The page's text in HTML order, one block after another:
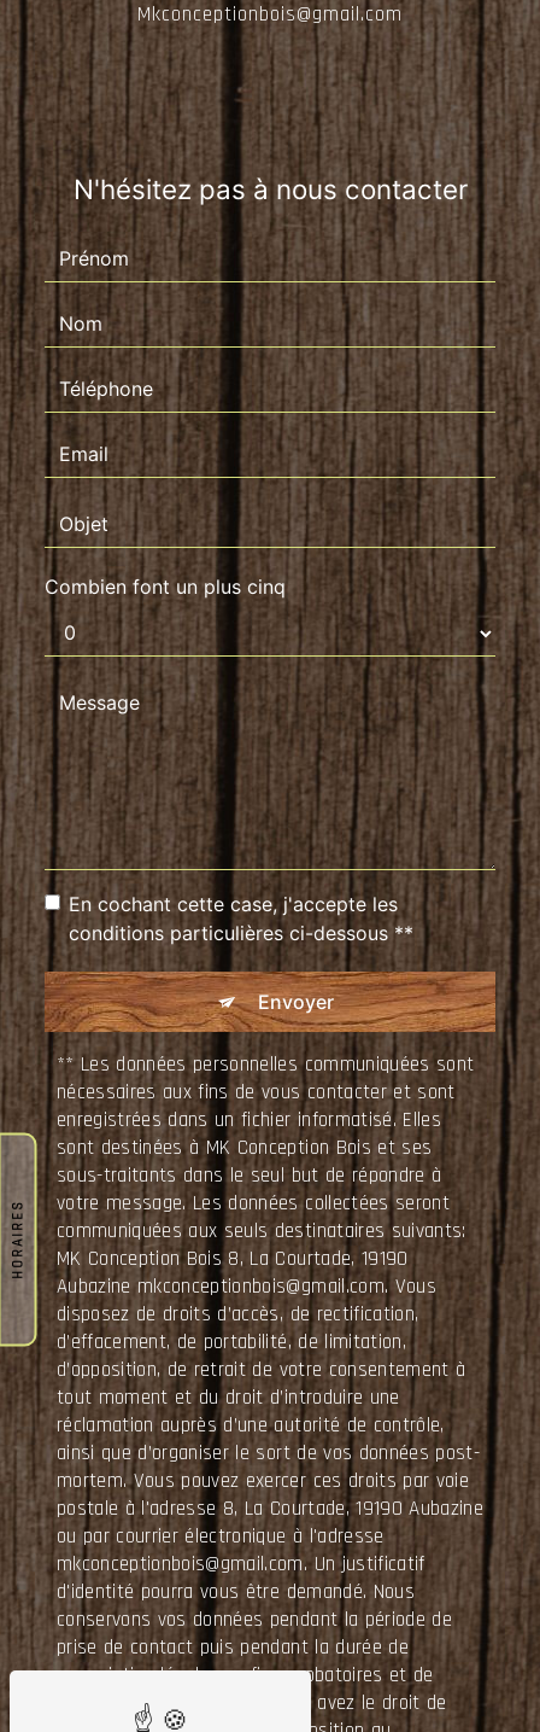
HORAIRES
mkconceptionbois@gmail.com
N'hésitez pas à nous contacter
Combien font un plus cinq
En cochant cette case, j'accepte les
conditions particulières ci-dessous **
Envoyer
** Les données personnelles communiquées sont
nécessaires aux fins de vous contacter et sont
enregistrées dans un fichier informatisé. Elles
sont destinées à MK Conception Bois et ses
sous-traitants dans le seul but de répondre à
votre message. Les données collectées seront
communiquées aux seuls destinataires suivants:
MK Conception Bois 8, La Courtade, 19190
Aubazine mkconceptionbois@gmail.com. Vous
disposez de droits d’accès, de rectification,
d’effacement, de portabilité, de limitation,
d’opposition, de retrait de votre consentement à
tout moment et du droit d’introduire une
réclamation auprès d’une autorité de contrôle,
ainsi que d’organiser le sort de vos données post-
mortem. Vous pouvez exercer ces droits par voie
postale à l'adresse 8, La Courtade, 19190 Aubazine
ou par courrier électronique à l'adresse
mkconceptionbois@gmail.com. Un justificatif
d'identité pourra vous être demandé. Nous
conservons vos données pendant la période de
prise de contact puis pendant la durée de
prescription légale aux fins probatoires et de
gestion des contentieux. Vous avez le droit de